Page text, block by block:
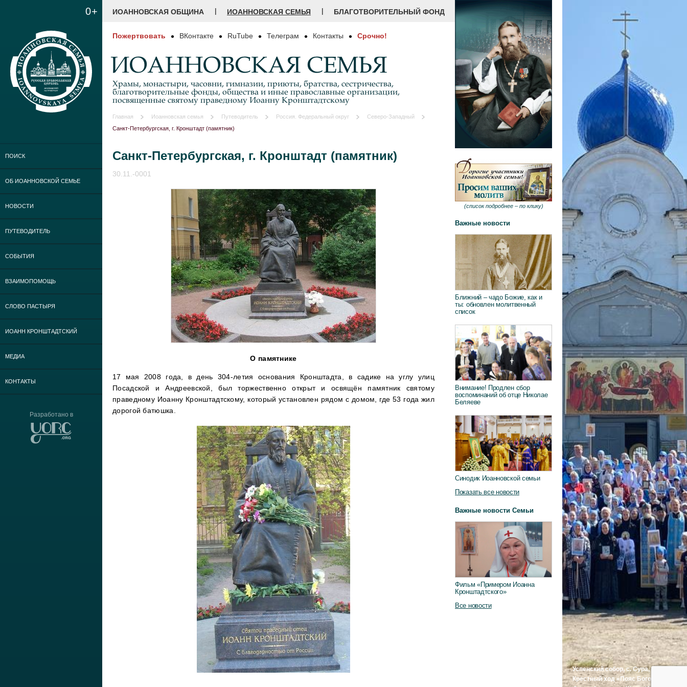
0+
ПОИСК
ОБ ИОАННОВСКОЙ СЕМЬЕ
НОВОСТИ
ПУТЕВОДИТЕЛЬ
СОБЫТИЯ
ВЗАИМОПОМОЩЬ
СЛОВО ПАСТЫРЯ
ИОАНН КРОНШТАДТСКИЙ
МЕДИА
КОНТАКТЫ
Разработано в
ИОАННОВСКАЯ ОБЩИНА | ИОАННОВСКАЯ СЕМЬЯ | БЛАГОТВОРИТЕЛЬНЫЙ ФОНД
Пожертвовать ВКонтакте RuTube Телеграм Контакты Срочно!
ИОАННОВСКАЯ СЕМЬЯ
Храмы, монастыри, часовни, гимназии, приюты, братства, сестричества,
благотворительные фонды, общества и иные православные организации,
посвященные святому праведному Иоанну Кронштадтскому
Главная Иоанновская семья Путеводитель Россия. Федеральный округ
Северо-Западный
Санкт-Петербургская, г. Кронштадт (памятник)
Санкт-Петербургская, г. Кронштадт (памятник)
30.11.-0001
О памятнике
17 мая 2008 года, в день 304-летия основания Кронштадта, в садике на углу улиц
Посадской и Андреевской, был торжественно открыт и освящён памятник святому
праведному Иоанну Кронштадтскому, который установлен рядом с домом, где 53 года жил
дорогой батюшка.
(список подробнее – по клику)
Важные новости
Ближний – чадо Божие, как и
ты: обновлен молитвенный
список
Внимание! Продлен сбор
воспоминаний об отце Николае
Беляеве
Синодик Иоанновской семьи
Показать все новости
Важные новости Семьи
Фильм «Примером Иоанна
Кронштадтского»
Все новости
Успенский собор, с. Сура,
Крестный ход «Пояс Богородицы»-